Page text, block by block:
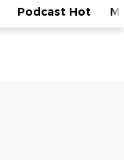
Podcast Hot